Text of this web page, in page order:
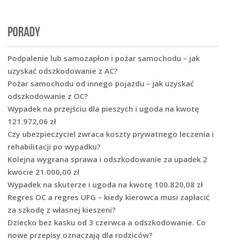
PORADY
Podpalenie lub samozapłon i pożar samochodu – jak
uzyskać odszkodowanie z AC?
Pożar samochodu od innego pojazdu – jak uzyskać
odszkodowanie z OC?
Wypadek na przejściu dla pieszych i ugoda na kwotę
121.972,06 zł
Czy ubezpieczyciel zwraca koszty prywatnego leczenia i
rehabilitacji po wypadku?
Kolejna wygrana sprawa i odszkodowanie za upadek 2
kwocie 21.000,00 zł
Wypadek na skuterze i ugoda na kwotę 100.820,08 zł
Regres OC a regres UFG – kiedy kierowca musi zapłacić
za szkodę z własnej kieszeni?
Dziecko bez kasku od 3 czerwca a odszkodowanie. Co
nowe przepisy oznaczają dla rodziców?